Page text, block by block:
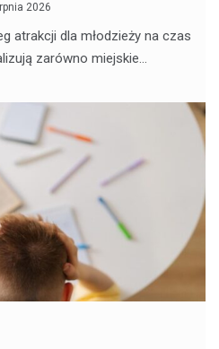
2026
atrakcji dla młodzieży na czas
zarówno miejskie…